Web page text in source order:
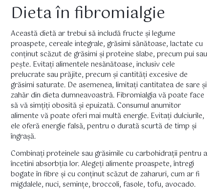
Dieta în fibromialgie
Această dietă ar trebui să includă fructe și legume
proaspete, cereale integrale, grăsimi sănătoase, lactate cu
conținut scăzut de grăsimi și proteine slabe, precum pui sau
pește. Evitați alimentele nesănătoase, inclusiv cele
prelucrate sau prăjite, precum și cantități excesive de
grăsimi saturate. De asemenea, limitați cantitatea de sare și
zahăr din dieta dumneavoastră. Fibromialgia vă poate face
să vă simțiți obosită și epuizată. Consumul anumitor
alimente vă poate oferi mai multă energie. Evitați dulciurile,
ele oferă energie falsă, pentru o durată scurtă de timp și
îngrașă.
Combinați proteinele sau grăsimile cu carbohidrații pentru a
încetini absorbția lor. Alegeți alimente proaspete, întregi
bogate în fibre și cu conținut scăzut de zaharuri, cum ar fi
migdalele, nuci, semințe, broccoli, fasole, tofu, avocado.